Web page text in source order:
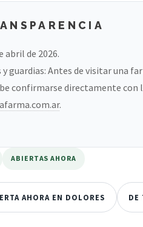
de 2026.
guardias: Antes de visitar una
confirmarse directamente con
.
ABIERTAS AHORA
AHORA EN DOLORES DE